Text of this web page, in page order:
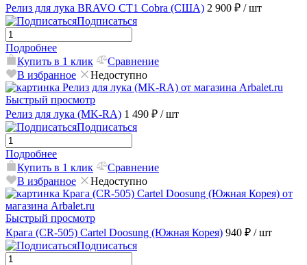
Релиз для лука BRAVO CT1 Cobra (США) 2 900 ₽ / шт
Подписаться
Подробнее
Купить в 1 клик
Сравнение
В избранное
Недоступно
Быстрый просмотр
Релиз для лука (MK-RA) 1 490 ₽ / шт
Подписаться
Подробнее
Купить в 1 клик
Сравнение
В избранное
Недоступно
Быстрый просмотр
Крага (CR-505) Cartel Doosung (Южная Корея) 940 ₽ / шт
Подписаться